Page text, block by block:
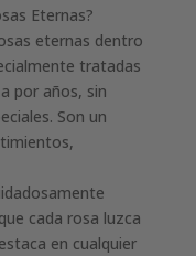
Eternas?
eternas dentro
tratadas
por años, sin
Son un
cada rosa luzca
en cualquier